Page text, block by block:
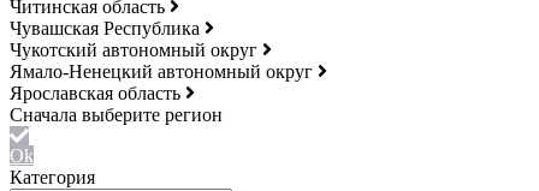
Читинская область
Чувашская Республика
Чукотский автономный округ
Ямало-Ненецкий автономный округ
Ярославская область
Ok
Категория